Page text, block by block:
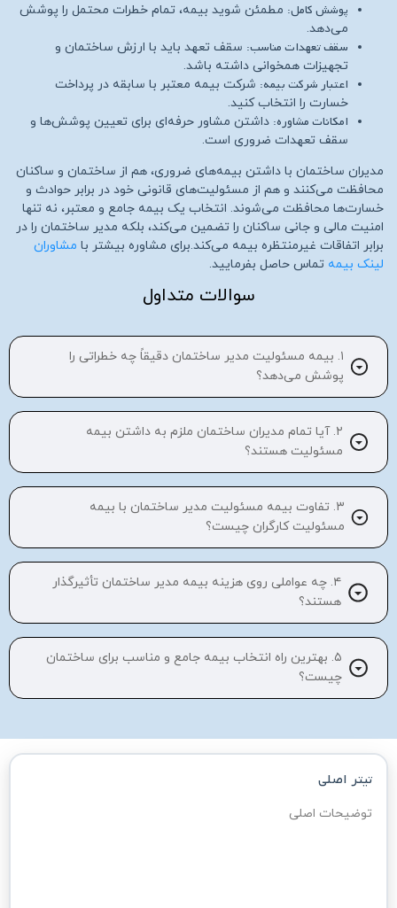
پوشش کامل: مطمئن شوید بیمه، تمام خطرات محتمل را پوشش
می‌دهد.
سقف تعهدات مناسب: سقف تعهد باید با ارزش ساختمان و
تجهیزات همخوانی داشته باشد.
اعتبار شرکت بیمه: شرکت بیمه معتبر با سابقه در پرداخت
خسارت را انتخاب کنید.
امکانات مشاوره: داشتن مشاور حرفه‌ای برای تعیین پوشش‌ها و
سقف تعهدات ضروری است.
مدیران ساختمان با داشتن بیمه‌های ضروری، هم از ساختمان و ساکنان
محافظت می‌کنند و هم از مسئولیت‌های قانونی خود در برابر حوادث و
خسارت‌ها محافظت می‌شوند. انتخاب یک بیمه جامع و معتبر، نه تنها
امنیت مالی و جانی ساکنان را تضمین می‌کند، بلکه مدیر ساختمان را در
برابر اتفاقات غیرمنتظره بیمه می‌کند.برای مشاوره بیشتر با مشاوران
لینک بیمه تماس حاصل بفرمایید.
سوالات متداول
۱. بیمه مسئولیت مدیر ساختمان دقیقاً چه خطراتی را
پوشش می‌دهد؟
۲. آیا تمام مدیران ساختمان ملزم به داشتن بیمه
مسئولیت هستند؟
۳. تفاوت بیمه مسئولیت مدیر ساختمان با بیمه
مسئولیت کارگران چیست؟
۴. چه عواملی روی هزینه بیمه مدیر ساختمان تأثیرگذار
هستند؟
۵. بهترین راه انتخاب بیمه جامع و مناسب برای ساختمان
چیست؟
نوع ساختمان
انتخاب کنید
تیتر اصلی
توضیحات اصلی